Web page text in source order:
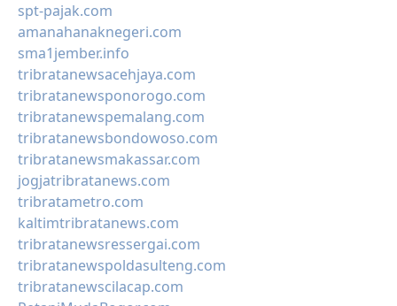
spt-pajak.com
amanahanaknegeri.com
sma1jember.info
tribratanewsacehjaya.com
tribratanewsponorogo.com
tribratanewspemalang.com
tribratanewsbondowoso.com
tribratanewsmakassar.com
jogjatribratanews.com
tribratametro.com
kaltimtribratanews.com
tribratanewsressergai.com
tribratanewspoldasulteng.com
tribratanewscilacap.com